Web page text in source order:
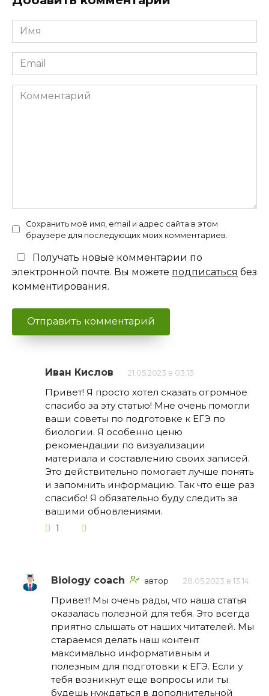
Имя
*
Email
*
Комментарий
Сохранить моё имя, email и адрес сайта в этом
браузере для последующих моих комментариев.
Получать новые комментарии по
электронной почте. Вы можете подписаться без
комментирования.
Иван Кислов 21.05.2023 в 03:13
Привет! Я просто хотел сказать огромное
спасибо за эту статью! Мне очень помогли
ваши советы по подготовке к ЕГЭ по
биологии. Я особенно ценю
рекомендации по визуализации
материала и составлению своих записей.
Это действительно помогает лучше понять
и запомнить информацию. Так что еще раз
спасибо! Я обязательно буду следить за
вашими обновлениями.
1
Biology coach автор 28.05.2023 в 13:14
Привет! Мы очень рады, что наша статья
оказалась полезной для тебя. Это всегда
приятно слышать от наших читателей. Мы
стараемся делать наш контент
максимально информативным и
полезным для подготовки к ЕГЭ. Если у
тебя возникнут еще вопросы или ты
будешь нуждаться в дополнительной